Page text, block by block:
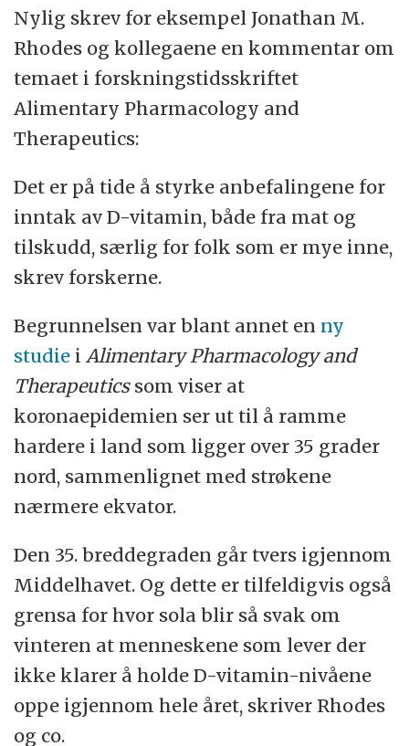
Nylig skrev for eksempel Jonathan M.
Rhodes og kollegaene en kommentar om
temaet i forskningstidsskriftet
Alimentary Pharmacology and
Therapeutics:
Det er på tide å styrke anbefalingene for
inntak av D-vitamin, både fra mat og
tilskudd, særlig for folk som er mye inne,
skrev forskerne.
Begrunnelsen var blant annet en ny
studie iAlimentary Pharmacology and
Therapeuticssom viser at
koronaepidemien ser ut til å ramme
hardere i land som ligger over 35 grader
nord, sammenlignet med strøkene
nærmere ekvator.
Den 35. breddegraden går tvers igjennom
Middelhavet. Og dette er tilfeldigvis også
grensa for hvor sola blir så svak om
vinteren at menneskene som lever der
ikke klarer å holde D-vitamin-nivåene
oppe igjennom hele året, skriver Rhodes
og co.